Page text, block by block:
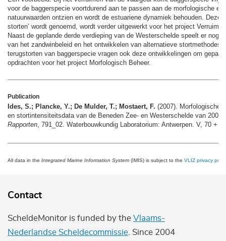
voor de baggerspecie voortdurend aan te passen aan de morfologische
natuurwaarden ontzien en wordt de estuariene dynamiek behouden. Deze
storten’ wordt genoemd, wordt verder uitgewerkt voor het project
Naast de geplande derde verdieping van de Westerschelde speelt er nog
van het zandwinbeleid en het ontwikkelen van alternatieve stortmethodes.
terugstorten van baggerspecie vragen ook deze ontwikkelingen om
opdrachten voor het project Morfologisch Beheer.
Publication
Ides, S.; Plancke, Y.; De Mulder, T.; Mostaert, F. (2007). Morfologische
en stortintensiteitsdata van de Beneden Zee- en Westerschelde van
Rapporten , 791_02. Waterbouwkundig Laboratorium: Antwerpen. V, 70 +
All data in the Integrated Marine Information System (IMIS) is subject to the VLIZ privacy
Contact
ScheldeMonitor is funded by the Vlaams-
Nederlandse Scheldecommissie . Since 2004